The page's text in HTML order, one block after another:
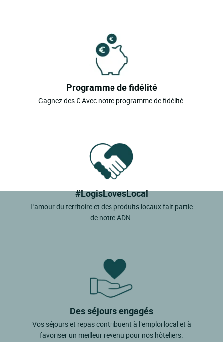
Programme de fidélité
Gagnez des € Avec notre programme de fidélité.
#LogisLovesLocal
L'amour du territoire et des produits locaux fait partie
de notre ADN.
Des séjours engagés
Vos séjours et repas contribuent à l’emploi local et à
favoriser un meilleur revenu pour nos hôteliers.